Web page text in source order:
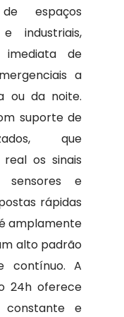
espaços
industriais,
de
a
ou da noite.
suporte de
que
os sinais
sensores e
rápidas
amplamente
alto padrão
contínuo. A
24h oferece
constante e